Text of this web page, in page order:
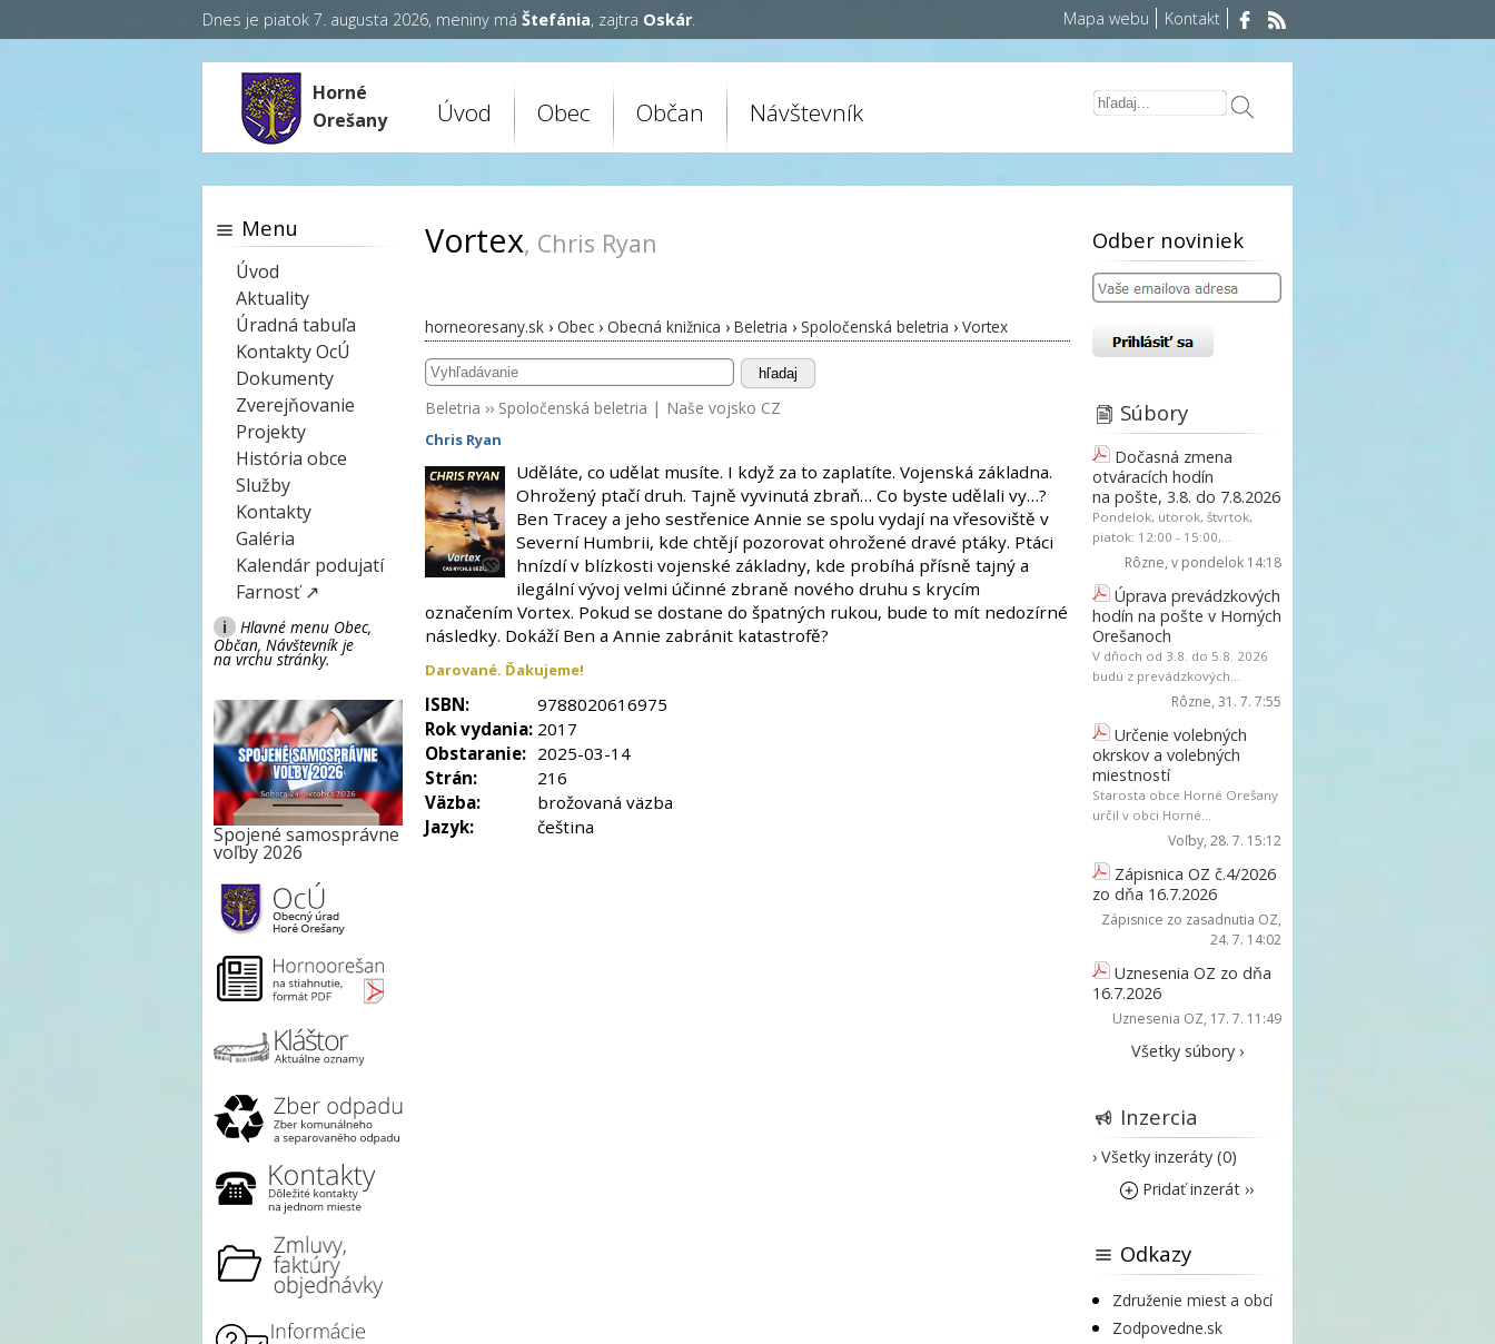
Dnes je piatok 7. augusta 2026, meniny má Štefánia, zajtra Oskár. Mapa webu Kontakt
Horné
Orešany
Úvod Obec Občan Návštevník
Vortex, Chris Ryan
horneoresany.sk › Obec › Obecná knižnica › Beletria › Spoločenská beletria › Vortex
hľadaj
Beletria ›› Spoločenská beletria | Naše vojsko CZ
Chris Ryan
Uděláte, co udělat musíte. I když za to zaplatíte. Vojenská základna.
Ohrožený ptačí druh. Tajně vyvinutá zbraň… Co byste udělali vy…?
Ben Tracey a jeho sestřenice Annie se spolu vydají na vřesoviště v
Severní Humbrii, kde chtějí pozorovat ohrožené dravé ptáky. Ptáci
hnízdí v blízkosti vojenské základny, kde probíhá přísně tajný a
ilegální vývoj velmi účinné zbraně nového druhu s krycím
označením Vortex. Pokud se dostane do špatných rukou, bude to mít nedozírné
následky. Dokáží Ben a Annie zabránit katastrofě?
Darované. Ďakujeme!
ISBN:
9788020616975
Rok vydania: 2017
Obstaranie: 2025-03-14
Strán:
216
Väzba:
brožovaná väzba
Jazyk:
čeština
Menu
Úvod
Aktuality
Úradná tabuľa
Kontakty OcÚ
Dokumenty
Zverejňovanie
Projekty
História obce
Služby
Kontakty
Galéria
Kalendár podujatí
Farnosť ↗
i
Hlavné menu Obec,
Občan, Návštevník je
na vrchu stránky.
Spojené samosprávne
voľby 2026
Odber noviniek
Súbory
Dočasná zmena
otváracích hodín
na pošte, 3.8. do 7.8.2026
Pondelok, utorok, štvrtok,
piatok: 12:00 - 15:00,...
Rôzne, v pondelok 14:18
Úprava prevádzkových
hodín na pošte v Horných
Orešanoch
V dňoch od 3.8. do 5.8. 2026
budú z prevádzkových...
Rôzne, 31. 7. 7:55
Určenie volebných
okrskov a volebných
miestností
Starosta obce Horné Orešany
určil v obci Horné...
Voľby, 28. 7. 15:12
Zápisnica OZ č.4/2026
zo dňa 16.7.2026
Zápisnice zo zasadnutia OZ,
24. 7. 14:02
Uznesenia OZ zo dňa
16.7.2026
Uznesenia OZ, 17. 7. 11:49
Všetky súbory ›
Inzercia
› Všetky inzeráty (0)
Pridať inzerát ››
Odkazy
Združenie miest a obcí
Zodpovedne.sk